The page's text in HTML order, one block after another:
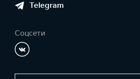
Telegram
Соцсети